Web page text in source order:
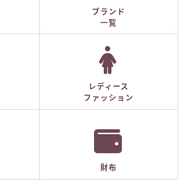
ブランド
一覧
レディース
ファッション
財布